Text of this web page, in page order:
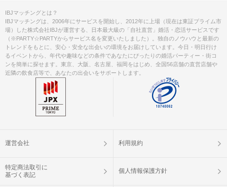
IBJマッチングとは？
IBJマッチングは、2006年にサービスを開始し、2012年に上場（現在は東証プライム市
場）した株式会社IBJが運営する、日本最大級の「自社直営」婚活・恋活サービスです
（※PARTY☆PARTYからサービス名を変更いたしました）。独自のノウハウと最新の
トレンドをもとに、安心・安全な出会いの環境をお届けしています。今日・明日行け
るイベントから、年代や趣味などの条件であなたにぴったりの婚活パーティー・街コ
ンを簡単に探せます。東京、大阪、名古屋、福岡をはじめ、全国56店舗の直営店舗や
近隣の飲食店等で、あなたの出会いをサポートします。
運営会社 利用規約
特定商法取引に
基づく表記
個人情報保護方針